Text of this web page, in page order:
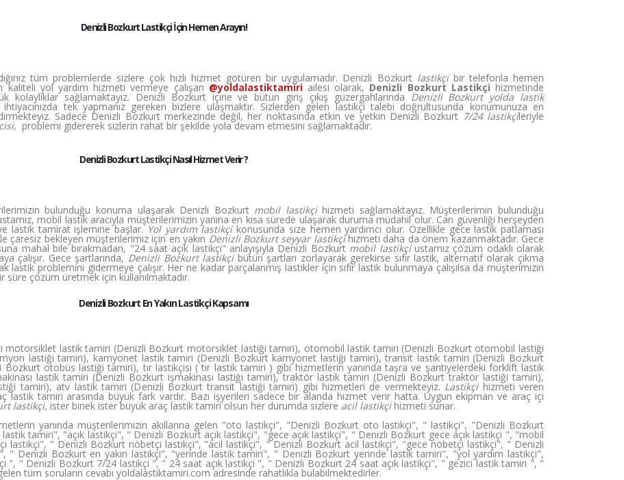
Denizli Bozkurt Lastikçi İçin Hemen Arayın!
tüm problemlerde sizlere çok hızlı hizmet götüren bir uygulamadır. Denizli Bozkurt lastikçibir telefonla hemen
yol yardım hizmeti vermeye çalışan @yoldalastiktamiriailesi olarak, Denizli Bozkurt Lastikçi hizmetinde
kolaylıklar sağlamaktayız. Denizli Bozkurt içine ve bütün giriş çıkış güzergahlarında Denizli Bozkurt yolda lastik
tek yapmanız gereken bizlere ulaşmaktır. Sizlerden gelen lastikçi talebi doğrultusunda konumunuza en
Sadece Denizli Bozkurt merkezinde değil, her noktasında etkin ve yetkin Denizli Bozkurt 7/24 lastikçileriyle
problemi gidererek sizlerin rahat bir şekilde yola devam etmesini sağlamaktadır.
Denizli Bozkurt Lastikçi Nasıl Hizmet Verir ?
bulunduğu konuma ulaşarak Denizli Bozkurt mobil lastikçihizmeti sağlamaktayız. Müşterilerimin bulunduğu
mobil lastik aracıyla müşterilerimizin yanına en kısa sürede ulaşarak duruma müdahil olur. Can güvenliği herşeyden
lastik tamirat işlemine başlar. Yol yardım lastikçikonusunda size hemen yardımcı olur. Özellikle gece lastik patlaması
çaresiz bekleyen müşterilerimiz için en yakın Denizli Bozkurt seyyar lastikçihizmeti daha da önem kazanmaktadır. Gece
mahal bile bırakmadan, "24 saat açık lastikçi" anlayışıyla Denizli Bozkurt mobil lastikçiustamız çözüm odaklı olarak
çalışır. Gece şartlarında,Denizli Bozkurt lastikçibütün şartları zorlayarak gerekirse sıfır lastik, alternatif olarak çıkma
problemini gidermeye çalışır. Her ne kadar parçalanmış lastikler için sıfır lastik bulunmaya çalışılsa da müşterimizin
süre çözüm üretmek için kullanılmaktadır.
Denizli Bozkurt En Yakın Lastikçi Kapsamı
motorsiklet lastik tamiri (Denizli Bozkurt motorsiklet lastiği tamiri), otomobil lastik tamiri (Denizli Bozkurt otomobil lastiği
lastiği tamiri), kamyonet lastik tamiri (Denizli Bozkurt kamyonet lastiği tamiri), transit lastik tamiri (Denizli Bozkurt
otobüs lastiği tamiri), tır lastikçisi ( tır lastik tamiri ) gibi hizmetlerin yanında taşra ve şantiyelerdeki forklift lastik
lastik tamiri (Denizli Bozkurt işmakinası lastiği tamiri), traktör lastik tamiri (Denizli Bozkurt traktör lastiği tamiri),
tamiri), atv lastik tamiri (Denizli Bozkurt transit lastiği tamiri) gibi hizmetleri de vermekteyiz. Lastikçihizmeti veren
lastik tamiri arasında büyük fark vardır. Bazı işyerileri sadece bir alanda hizmet verir hatta. Uygun ekipman ve araç içi
lastikçi, ister binek ister büyük araç lastik tamiri olsun her durumda sizlere acil lastikçihizmeti sunar.
yanında müşterilerimizin akıllarına gelen "oto lastikçi", "Denizli Bozkurt oto lastikçi", " lastikçi", "Denizli Bozkurt
tamiri", "açık lastikçi", " Denizli Bozkurt açık lastikçi", "gece açık lastikçi", " Denizli Bozkurt gece açık lastikçi ", "mobil
lastikçi", " Denizli Bozkurt nöbetçi lastikçi", "acil lastikçi", " Denizli Bozkurt acil lastikçi", "gece nöbetçi lastikçi", " Denizli
" Denizli Bozkurt en yakın lastikçi", "yerinde lastik tamiri", " Denizli Bozkurt yerinde lastik tamiri", "yol yardım lastikçi",
", " Denizli Bozkurt 7/24 lastikçi ", " 24 saat açık lastikçi ", " Denizli Bozkurt 24 saat açık lastikçi", " gezici lastik tamiri ", "
tüm soruların cevabı yoldalastiktamiri.com adresinde rahatlıkla bulabilmektedirler.